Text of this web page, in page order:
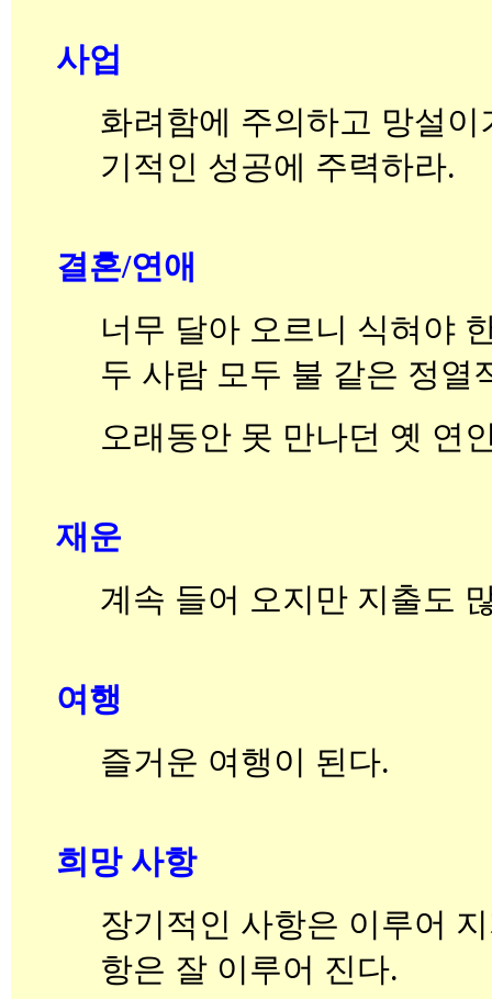
사업
화려함에 주의하고 망설
기적인 성공에 주력하라.
결혼/연애
너무 달아 오르니 식혀야
두 사람 모두 불 같은 정열
오래동안 못 만나던 옛 연
재운
계속 들어 오지만 지출도
여행
즐거운 여행이 된다.
희망 사항
장기적인 사항은 이루어
항은 잘 이루어 진다.